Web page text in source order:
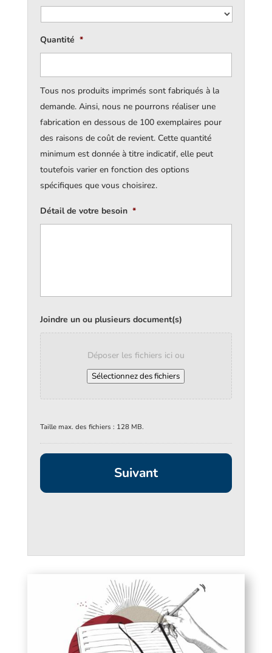
Quantité *
Tous nos produits imprimés sont fabriqués à la
demande. Ainsi, nous ne pourrons réaliser une
fabrication en dessous de 100 exemplaires pour
des raisons de coût de revient. Cette quantité
minimum est donnée à titre indicatif, elle peut
toutefois varier en fonction des options
spécifiques que vous choisirez.
Détail de votre besoin *
Joindre un ou plusieurs document(s)
Déposer les fichiers ici ou
Sélectionnez des fichiers
Taille max. des fichiers : 128 MB.